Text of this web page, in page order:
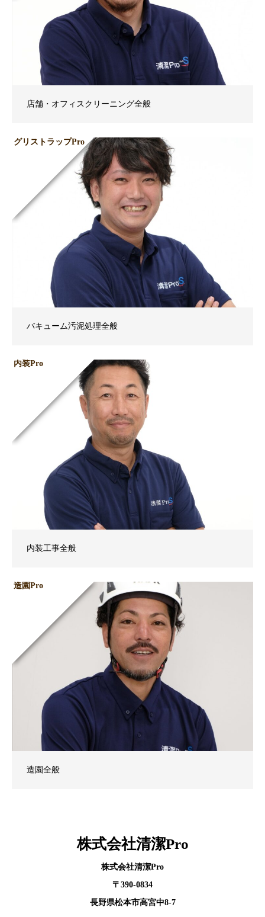
店舗・オフィスクリーニング全般
グリストラップPro
バキューム汚泥処理全般
内装Pro
内装工事全般
造園Pro
造園全般
株式会社清潔Pro
株式会社清潔Pro
〒390-0834
長野県松本市高宮中8-7